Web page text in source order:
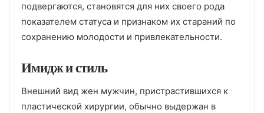
подвергаются, становятся для них своего рода
показателем статуса и признаком их стараний по
сохранению молодости и привлекательности.
Имидж и стиль
Внешний вид жен мужчин, пристрастившихся к
пластической хирургии, обычно выдержан в